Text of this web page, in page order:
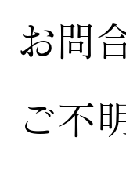
お問
ご不